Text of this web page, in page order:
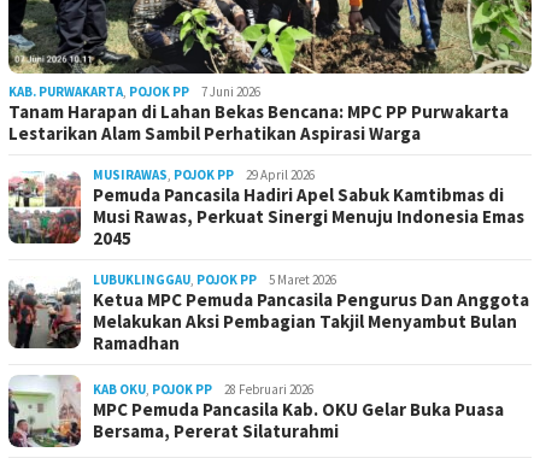
KAB. PURWAKARTA, POJOK PP 7 Juni 2026
Tanam Harapan di Lahan Bekas Bencana: MPC PP Purwakarta
Lestarikan Alam Sambil Perhatikan Aspirasi Warga
MUSIRAWAS, POJOK PP 29 April 2026
Pemuda Pancasila Hadiri Apel Sabuk Kamtibmas di
Musi Rawas, Perkuat Sinergi Menuju Indonesia Emas
2045
LUBUKLINGGAU, POJOK PP 5 Maret 2026
Ketua MPC Pemuda Pancasila Pengurus Dan Anggota
Melakukan Aksi Pembagian Takjil Menyambut Bulan
Ramadhan
KAB OKU, POJOK PP 28 Februari 2026
MPC Pemuda Pancasila Kab. OKU Gelar Buka Puasa
Bersama, Pererat Silaturahmi